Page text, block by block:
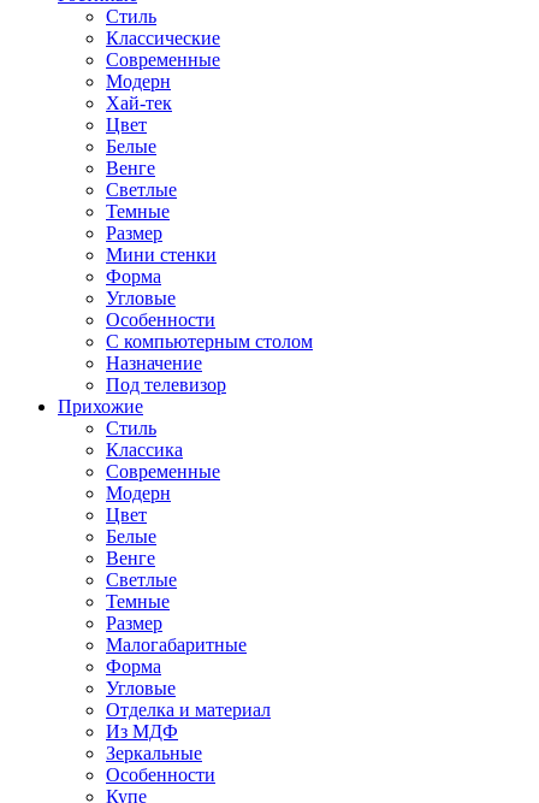
Стиль
Классические
Современные
Модерн
Хай-тек
Цвет
Белые
Венге
Светлые
Темные
Размер
Мини стенки
Форма
Угловые
Особенности
С компьютерным столом
Назначение
Под телевизор
Прихожие
Стиль
Классика
Современные
Модерн
Цвет
Белые
Венге
Светлые
Темные
Размер
Малогабаритные
Форма
Угловые
Отделка и материал
Из МДФ
Зеркальные
Особенности
Купе